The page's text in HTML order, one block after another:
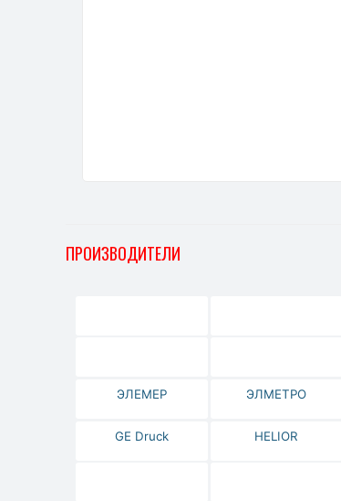
ПРОИЗВОДИТЕЛИ
ЭЛЕМЕР ЭЛМЕТРО
GE Druck HELIOR